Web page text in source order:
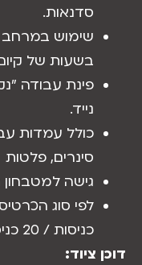
סדנאות.
שימוש במרחב
בשעות של קיום
פינת עבודה
כולל עמדות עבודה,
סינרים, פלטות
גישה למטבחון
כניסות / 20 כניסות